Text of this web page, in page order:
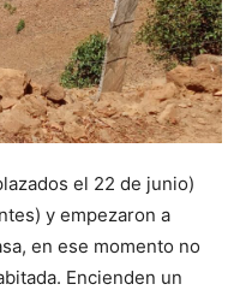
el 22 de junio)
y empezaron a
en ese momento no
Encienden un